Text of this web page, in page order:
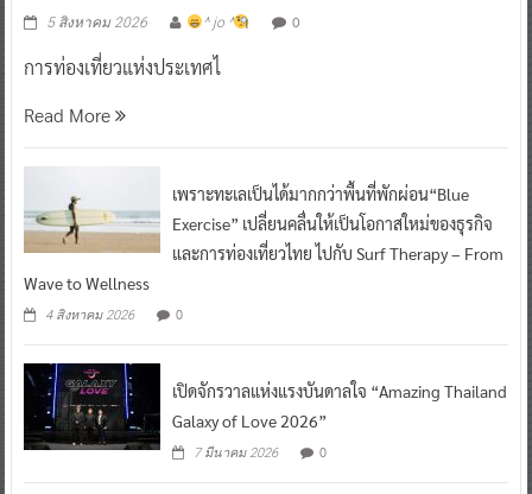
5 สิงหาคม 2026 ^ jo ^ 0
การท่องเที่ยวแห่งประเทศไ
Read More
เพราะทะเลเป็นได้มากกว่าพื้นที่พักผ่อน“Blue
Exercise” เปลี่ยนคลื่นให้เป็นโอกาสใหม่ของธุรกิจ
และการท่องเที่ยวไทย ไปกับ Surf Therapy – From
Wave to Wellness
4 สิงหาคม 2026 0
เปิดจักรวาลแห่งแรงบันดาลใจ “Amazing Thailand
Galaxy of Love 2026”
7 มีนาคม 2026 0